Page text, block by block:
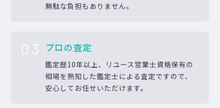
無駄な負担もありません。
03 プロの査定
鑑定歴10年以上、リユース営業士資格保有の
相場を熟知した鑑定士による査定ですので、
安心してお任せいただけます。